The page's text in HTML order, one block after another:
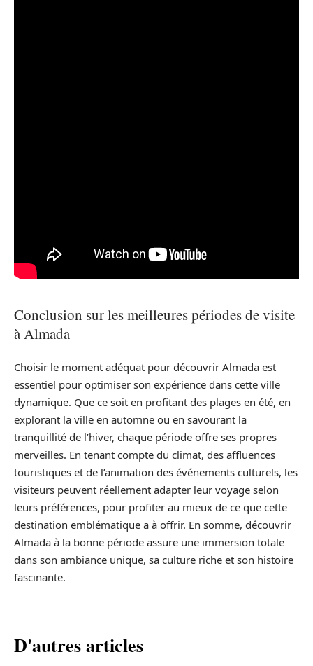
Conclusion sur les meilleures périodes de visite
à Almada
Choisir le moment adéquat pour découvrir Almada est
essentiel pour optimiser son expérience dans cette ville
dynamique. Que ce soit en profitant des plages en été, en
explorant la ville en automne ou en savourant la
tranquillité de l’hiver, chaque période offre ses propres
merveilles. En tenant compte du climat, des affluences
touristiques et de l’animation des événements culturels, les
visiteurs peuvent réellement adapter leur voyage selon
leurs préférences, pour profiter au mieux de ce que cette
destination emblématique a à offrir. En somme, découvrir
Almada à la bonne période assure une immersion totale
dans son ambiance unique, sa culture riche et son histoire
fascinante.
D'autres articles